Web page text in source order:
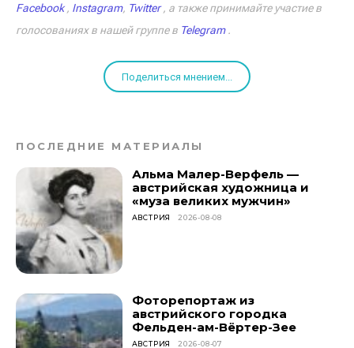
Facebook, Instagram, Twitter, а также принимайте участие в
голосованиях в нашей группе в Telegram.
Поделиться мнением...
ПОСЛЕДНИЕ МАТЕРИАЛЫ
Альма Малер-Верфель —
австрийская художница и
«муза великих мужчин»
АВСТРИЯ 2026-08-08
Фоторепортаж из
австрийского городка
Фельден-ам-Вёртер-Зее
АВСТРИЯ 2026-08-07